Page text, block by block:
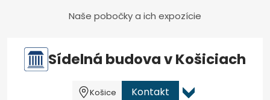
Naše pobočky a ich expozície
Sídelná budova v Košiciach
Košice Kontakt